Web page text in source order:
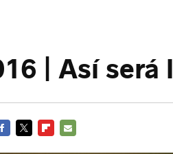
| Así será